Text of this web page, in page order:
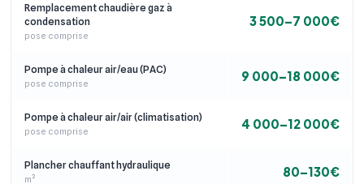
Remplacement chaudière gaz à
condensation
pose comprise
3 500–7 000€
Pompe à chaleur air/eau (PAC)
pose comprise 9 000–18 000€
Pompe à chaleur air/air (climatisation)
pose comprise 4 000–12 000€
Plancher chauffant hydraulique
m² 80–130€